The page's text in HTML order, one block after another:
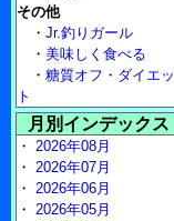
その他
・ Jr.釣りガール
・ 美味しく食べる
・ 糖質オフ・ダイエッ
ト
月別インデックス
・ 2026年08月
・ 2026年07月
・ 2026年06月
・ 2026年05月